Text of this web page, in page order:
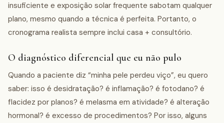
insuficiente e exposição solar frequente sabotam qualquer
plano, mesmo quando a técnica é perfeita. Portanto, o
cronograma realista sempre inclui casa + consultório.
O diagnóstico diferencial que eu não pulo
Quando a paciente diz “minha pele perdeu viço”, eu quero
saber: isso é desidratação? é inflamação? é fotodano? é
flacidez por planos? é melasma em atividade? é alteração
hormonal? é excesso de procedimentos? Por isso, alguns